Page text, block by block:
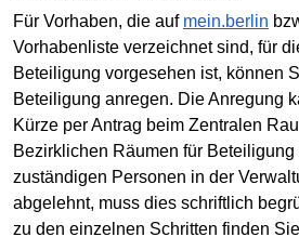
Für Vorhaben, die auf mein.berlin
Vorhabenliste verzeichnet sind, für
Beteiligung vorgesehen ist, können
Beteiligung anregen. Die Anregung
Kürze per Antrag beim Zentralen
Bezirklichen Räumen für
zuständigen Personen in der
abgelehnt, muss dies schriftlich
zu den einzelnen Schritten finden